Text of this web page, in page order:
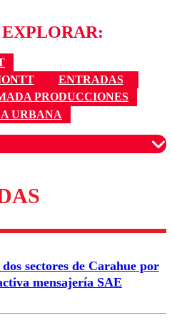
ENTRADAS
PRODUCCIONES
URBANA
para garantizar un
sectores de Carahue por
mensajería SAE